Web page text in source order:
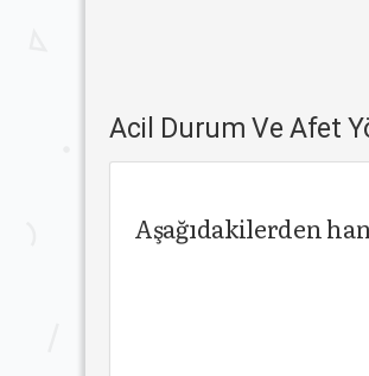
Acil Durum Ve Afet
Aşağıdakilerden